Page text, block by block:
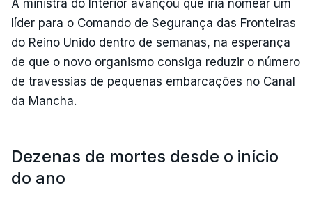
A ministra do Interior avançou que iria nomear um
líder para o Comando de Segurança das Fronteiras
do Reino Unido dentro de semanas, na esperança
de que o novo organismo consiga reduzir o número
de travessias de pequenas embarcações no Canal
da Mancha.
Dezenas de mortes desde o início
do ano